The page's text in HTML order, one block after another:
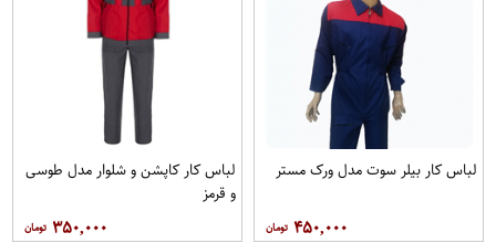
لباس کار بیلر سوت مدل ورک مستر
۴۵۰,۰۰۰
لباس کار کاپشن و شلوار مدل طوسی
و قرمز
۳۵۰,۰۰۰